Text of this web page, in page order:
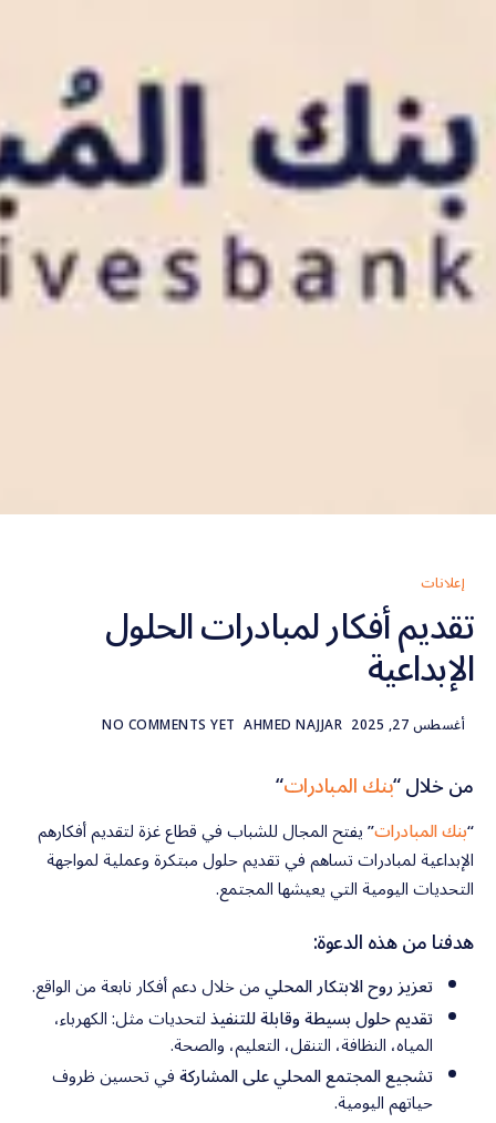
إعلانات
تقديم أفكار لمبادرات الحلول
الإبداعية
أغسطس 27, 2025 AHMED NAJJAR
NO COMMENTS YET
من خلال “بنك المبادرات“
“بنك المبادرات”يفتح المجال للشباب في قطاع غزة لتقديم أفكارهم
الإبداعية لمبادرات تساهم في تقديم حلول مبتكرة وعملية لمواجهة
التحديات اليومية التي يعيشها المجتمع.
هدفنا من هذه الدعوة:
تعزيز روح الابتكار المحليمن خلال دعم أفكار نابعة من الواقع.
تقديم حلول بسيطة وقابلة للتنفيذلتحديات مثل: الكهرباء،
المياه، النظافة، التنقل، التعليم، والصحة.
تشجيع المجتمع المحلي على المشاركةفي تحسين ظروف
حياتهم اليومية.